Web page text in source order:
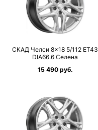
СКАД Челси 8×18 5/112 ET43
DIA66.6 Селена
15 490 руб.